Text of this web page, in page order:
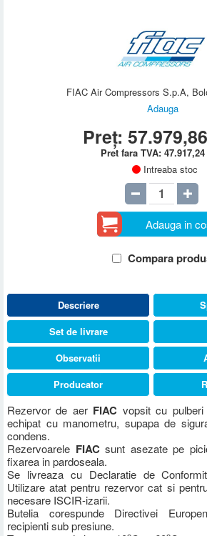
FIAC Air Compressors S.p.A,
Adauga
Preț:57.979,86
Pret fara TVA:47.917,24
Intreaba stoc
Adauga in
Compara
Descriere
Rezervor de aer FIAC vopsit cu
echipat cu manometru, supapa de
condens.
Rezervoarele FIAC sunt asezate pe
fixarea in pardoseala.
Se livreaza cu Declaratie de
Utilizare atat pentru rezervor cat si
necesare ISCIR-izarii.
Butelia corespunde Directivei
recipienti sub presiune.
Set de livrare
Observatii
Producator